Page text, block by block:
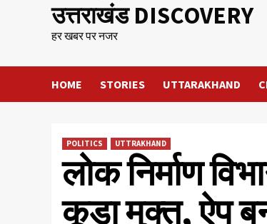
उत्तराखंड DISCOVERY
हर खबर पर नजर
HOME STORIES UTTARAKHAND
POLITICS UTTRAKHAND
लोक निर्माण
कूड़ा मुक्त, ऐप